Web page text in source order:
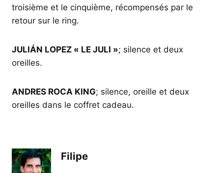
troisième et le cinquième, récompensés par le
retour sur le ring.
JULIÁN LOPEZ « LE JULI »; silence et deux
oreilles.
ANDRES ROCA KING; silence, oreille et deux
oreilles dans le coffret cadeau.
Filipe